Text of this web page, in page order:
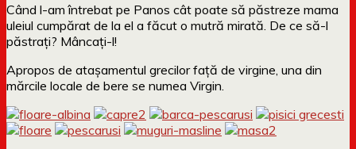
Când l-am întrebat pe Panos cât poate să păstreze mama
uleiul cumpărat de la el a făcut o mutră mirată. De ce să-l
păstrați? Mâncați-l!
Apropos de atașamentul grecilor față de virgine, una din
mărcile locale de bere se numea Virgin.